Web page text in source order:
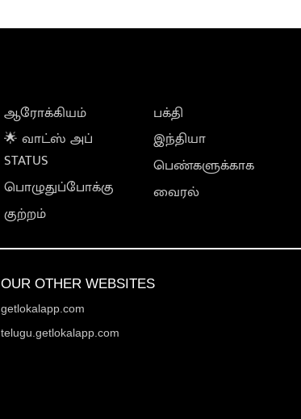
ஆரோக்கியம்
🌟 வாட்ஸ் அப்
STATUS
பொழுதுப்போக்கு
குற்றம்
பக்தி
இந்தியா
பெண்களுக்காக
வைரல்
OUR OTHER WEBSITES
getlokalapp.com
telugu.getlokalapp.com